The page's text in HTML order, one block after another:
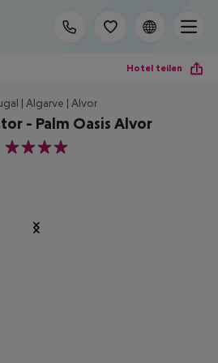
Hotel teilen
| Algarve | Alvor
- Palm Oasis Alvor
4